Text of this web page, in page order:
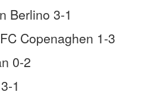
Berlino 3-1
Copenaghen 1-3
0-2
1